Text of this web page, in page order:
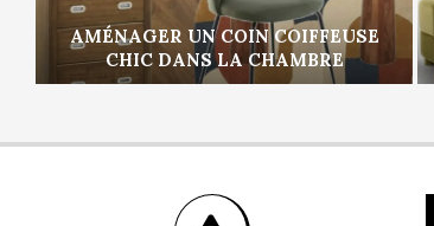
AMÉNAGER UN COIN COIFFEUSE
CHIC DANS LA CHAMBRE